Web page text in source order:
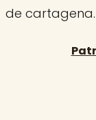
de cartagena.